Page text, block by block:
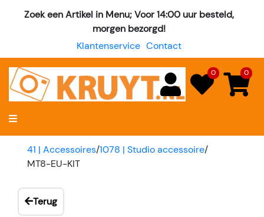
Zoek een Artikel in Menu; Voor 14:00 uur besteld,
morgen bezorgd!
Klantenservice Contact
0 0
41 | Accessoires/1078 | Studio accessoire/
MT8-EU-KIT
Terug